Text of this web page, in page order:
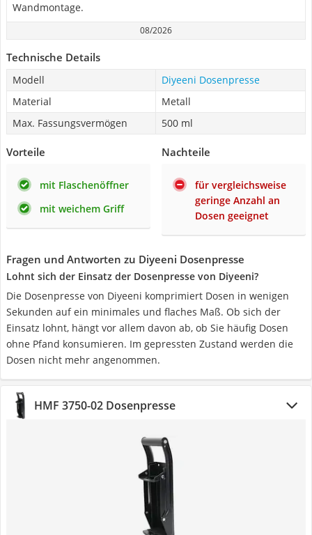
Wandmontage.
08/2026
Technische Details
Modell
Diyeeni Dosenpresse
Material
Metall
Max. Fassungsvermögen
500 ml
Vorteile
mit Flaschenöffner
mit weichem Griff
Nachteile
für vergleichsweise
geringe Anzahl an
Dosen geeignet
Fragen und Antworten zu Diyeeni Dosenpresse
Lohnt sich der Einsatz der Dosenpresse von Diyeeni?
Die Dosenpresse von Diyeeni komprimiert Dosen in wenigen
Sekunden auf ein minimales und flaches Maß. Ob sich der
Einsatz lohnt, hängt vor allem davon ab, ob Sie häufig Dosen
ohne Pfand konsumieren. Im gepressten Zustand werden die
Dosen nicht mehr angenommen.
HMF 3750-02 Dosenpresse